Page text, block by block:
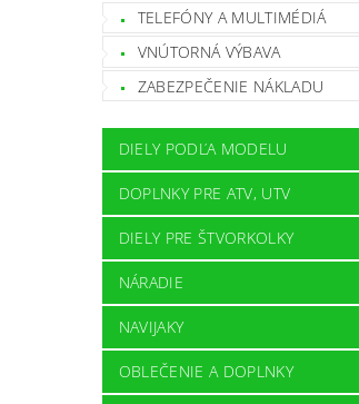
TELEFÓNY A MULTIMÉDIÁ
VNÚTORNÁ VÝBAVA
ZABEZPEČENIE NÁKLADU
DIELY PODĽA MODELU
DOPLNKY PRE ATV, UTV
DIELY PRE ŠTVORKOLKY
NÁRADIE
NAVIJAKY
OBLEČENIE A DOPLNKY